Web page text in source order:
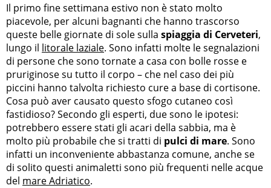
Il primo fine settimana estivo non è stato molto
piacevole, per alcuni bagnanti che hanno trascorso
queste belle giornate di sole sulla spiaggia di Cerveteri,
lungo il litorale laziale. Sono infatti molte le segnalazioni
di persone che sono tornate a casa con bolle rosse e
pruriginose su tutto il corpo – che nel caso dei più
piccini hanno talvolta richiesto cure a base di cortisone.
Cosa può aver causato questo sfogo cutaneo così
fastidioso? Secondo gli esperti, due sono le ipotesi:
potrebbero essere stati gli acari della sabbia, ma è
molto più probabile che si tratti di pulci di mare. Sono
infatti un inconveniente abbastanza comune, anche se
di solito questi animaletti sono più frequenti nelle acque
del mare Adriatico.